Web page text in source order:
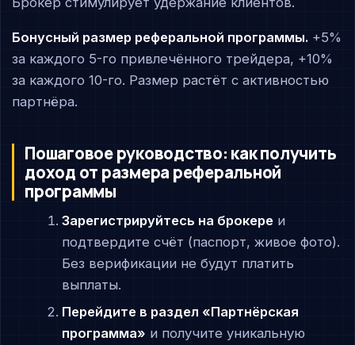
Бонусный размер реферальной программы. +5%
за каждого 5-го привлечённого трейдера, +10%
за каждого 10-го. Размер растёт с активностью
партнёра.
Пошаговое руководство: как получить
доход от размера реферальной
программы
Зарегистрируйтесь на брокереи
подтвердите счёт (паспорт, живое фото).
Без верификации не будут платить
выплаты.
Перейдите в раздел «Партнёрская
программа» и получите уникальную